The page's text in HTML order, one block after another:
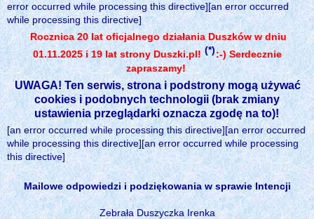
error occurred while processing this directive][an error occurred
while processing this directive]
Rocznica 20 lat oficjalnego działania Duszków w dniu
01.11.2025 i 19 lat strony Duszki.pl!(*):-) Serdecznie
zapraszamy!
UWAGA! Ten serwis, strona i podstrony mogą używać
cookies i podobnych technologii (brak zmiany
ustawienia przeglądarki oznacza zgodę na to)!
[an error occurred while processing this directive][an error occurred
while processing this directive][an error occurred while processing
this directive]
Mailowe odpowiedzi i podziękowania w sprawie Intencji
Zebrała Duszyczka Irenka